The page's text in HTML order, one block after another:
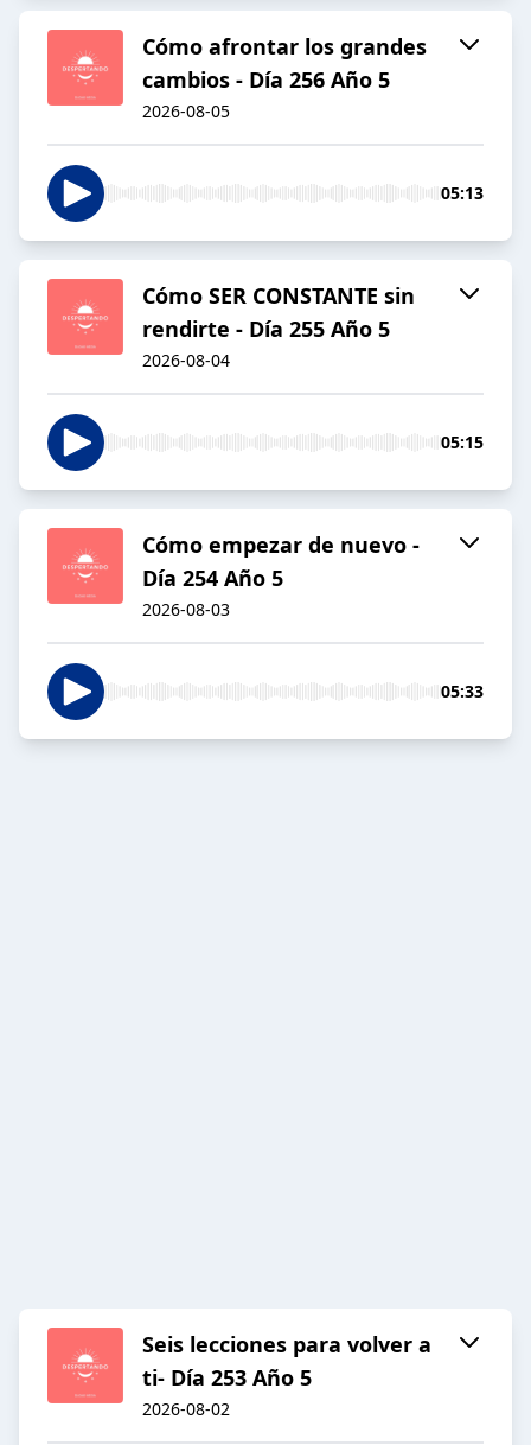
Cómo afrontar los grandes
cambios - Día 256 Año 5
2026-08-05
05:13
Cómo SER CONSTANTE sin
rendirte - Día 255 Año 5
2026-08-04
05:15
Cómo empezar de nuevo -
Día 254 Año 5
2026-08-03
05:33
Seis lecciones para volver a
ti- Día 253 Año 5
2026-08-02